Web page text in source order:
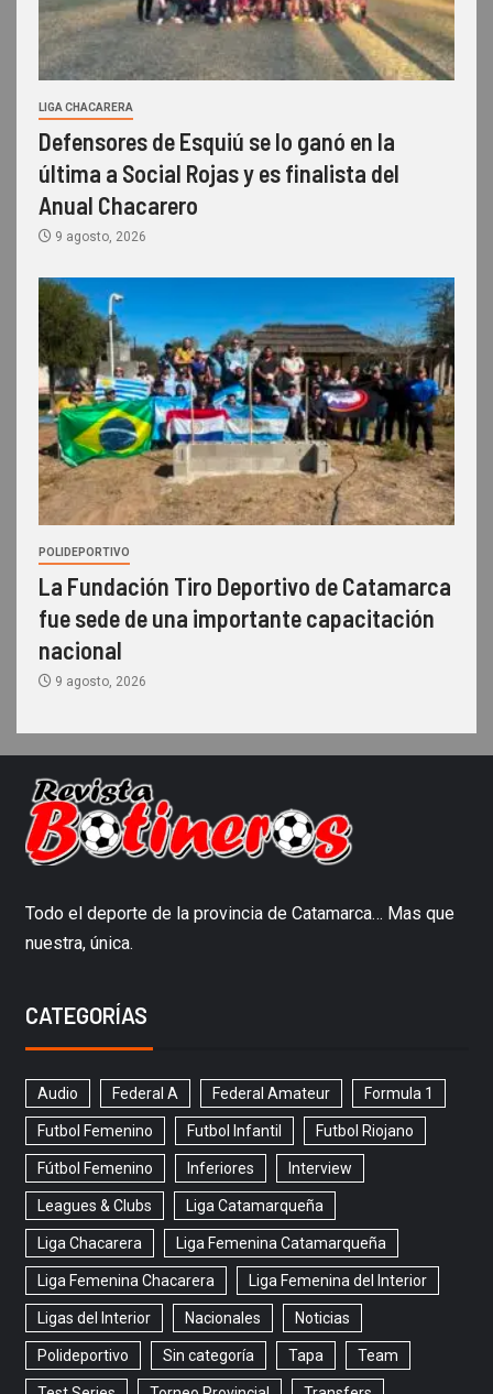
LIGA CHACARERA
Defensores de Esquiú se lo ganó en la
última a Social Rojas y es finalista del
Anual Chacarero
9 agosto, 2026
POLIDEPORTIVO
La Fundación Tiro Deportivo de Catamarca
fue sede de una importante capacitación
nacional
9 agosto, 2026
Todo el deporte de la provincia de Catamarca… Mas que
nuestra, única.
CATEGORÍAS
Audio Federal A Federal Amateur Formula 1
Futbol Femenino Futbol Infantil Futbol Riojano
Fútbol Femenino Inferiores Interview
Leagues & Clubs Liga Catamarqueña
Liga Chacarera Liga Femenina Catamarqueña
Liga Femenina Chacarera Liga Femenina del Interior
Ligas del Interior Nacionales Noticias
Polideportivo Sin categoría Tapa Team